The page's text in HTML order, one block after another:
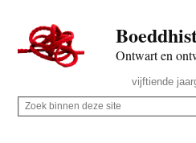
naar
de
inhoud
secondary
naar
de
sidebar
naar
de
Ontwart en
Rechts
vijftiende
Z
Z